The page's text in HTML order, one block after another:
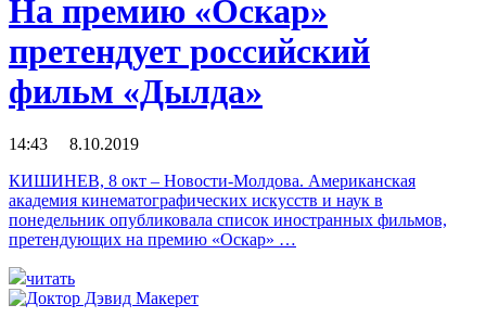
На премию «Оскар»
претендует российский
фильм «Дылда»
14:43 8.10.2019
КИШИНЕВ, 8 окт – Новости-Молдова. Американская
академия кинематографических искусств и наук в
понедельник опубликовала список иностранных фильмов,
претендующих на премию «Оскар» …
читать